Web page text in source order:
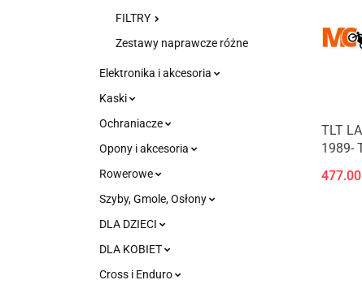
FILTRY
Zestawy naprawcze różne
Elektronika i akcesoria
Kaski
Ochraniacze
Opony i akcesoria
Rowerowe
Szyby, Gmole, Osłony
DLA DZIECI
DLA KOBIET
Cross i Enduro
TLT
1989-
477.00